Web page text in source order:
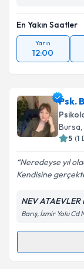
En Yakın Saatler
Yarın
12:00
Psk.
Bursa
5 (1
Neredeyse yıl
Kendisine
NEV ATAEVLER
Barış, İzmir Yolu